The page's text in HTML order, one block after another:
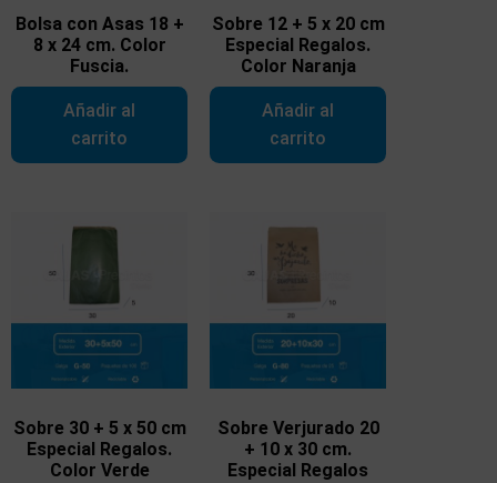
Bolsa con Asas 18 +
8 x 24 cm. Color
Fuscia.
Añadir al
carrito
Sobre 12 + 5 x 20 cm
Especial Regalos.
Color Naranja
Añadir al
carrito
Sobre 30 + 5 x 50 cm
Especial Regalos.
Color Verde
Sobre Verjurado 20
+ 10 x 30 cm.
Especial Regalos